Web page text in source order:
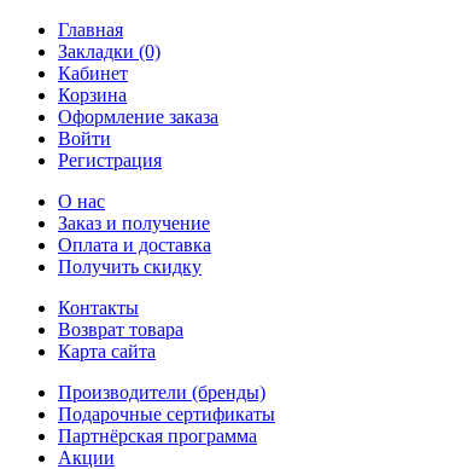
Главная
Закладки (0)
Кабинет
Корзина
Оформление заказа
Войти
Регистрация
О нас
Заказ и получение
Оплата и доставка
Получить скидку
Контакты
Возврат товара
Карта сайта
Производители (бренды)
Подарочные сертификаты
Партнёрская программа
Акции